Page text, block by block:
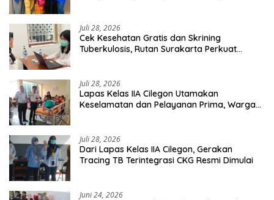
Juli 28, 2026
Cek Kesehatan Gratis dan Skrining
Tuberkulosis, Rutan Surakarta Perkuat
Juli 28, 2026
Lapas Kelas IIA Cilegon Utamakan
Keselamatan dan Pelayanan Prima, Warga
Juli 28, 2026
Dari Lapas Kelas IIA Cilegon, Gerakan
Tracing TB Terintegrasi CKG Resmi Dimulai
Juni 24, 2026